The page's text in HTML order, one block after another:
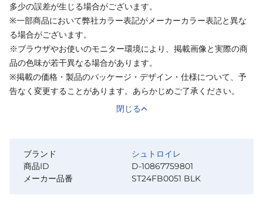
多少の誤差が生じる場合がございます。
※一部商品において弊社カラー表記がメーカーカラー表記と異な
る場合がございます。
※ブラウザやお使いのモニター環境により、掲載画像と実際の商
品の色味が若干異なる場合があります。
※掲載の価格・製品のパッケージ・デザイン・仕様について、予
告なく変更することがあります。あらかじめご了承ください。
閉じる
ブランド
シュトロイレ
商品ID
D-10867759801
メーカー品番
ST24FB0051 BLK